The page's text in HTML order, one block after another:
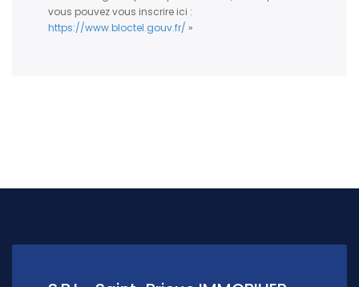
vous pouvez vous inscrire ici :
https://www.bloctel.gouv.fr/ »